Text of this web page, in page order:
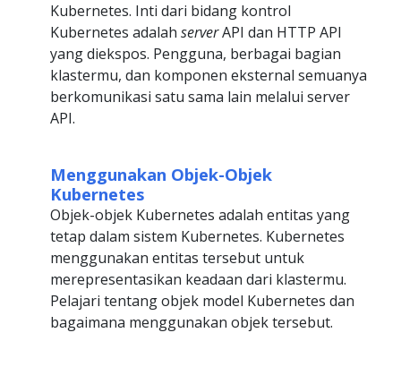
Kubernetes. Inti dari bidang kontrol
Kubernetes adalah serverAPI dan HTTP API
yang diekspos. Pengguna, berbagai bagian
klastermu, dan komponen eksternal semuanya
berkomunikasi satu sama lain melalui server
API.
Menggunakan Objek-Objek
Kubernetes
Objek-objek Kubernetes adalah entitas yang
tetap dalam sistem Kubernetes. Kubernetes
menggunakan entitas tersebut untuk
merepresentasikan keadaan dari klastermu.
Pelajari tentang objek model Kubernetes dan
bagaimana menggunakan objek tersebut.